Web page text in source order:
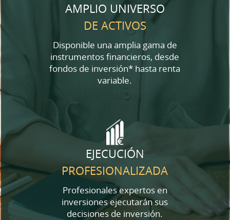
AMPLIO UNIVERSO
DE ACTIVOS
Disponible una amplia gama de
instrumentos financieros, desde
fondos de inversión* hasta renta
variable.
EJECUCIÓN
PROFESIONALIZADA
Profesionales expertos en
inversiones ejecutarán sus
decisiones de inversión.